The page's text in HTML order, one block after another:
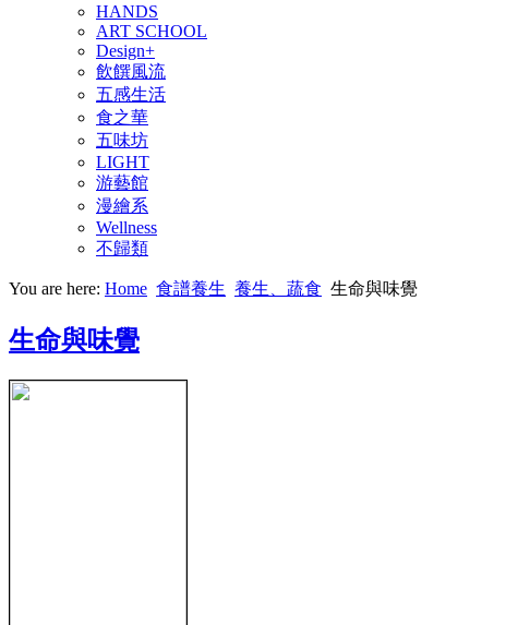
HANDS
ART SCHOOL
Design+
飲饌風流
五感生活
食之華
五味坊
LIGHT
游藝館
漫繪系
Wellness
不歸類
You are here: Home 食譜養生 養生、蔬食 生命與味覺
生命與味覺